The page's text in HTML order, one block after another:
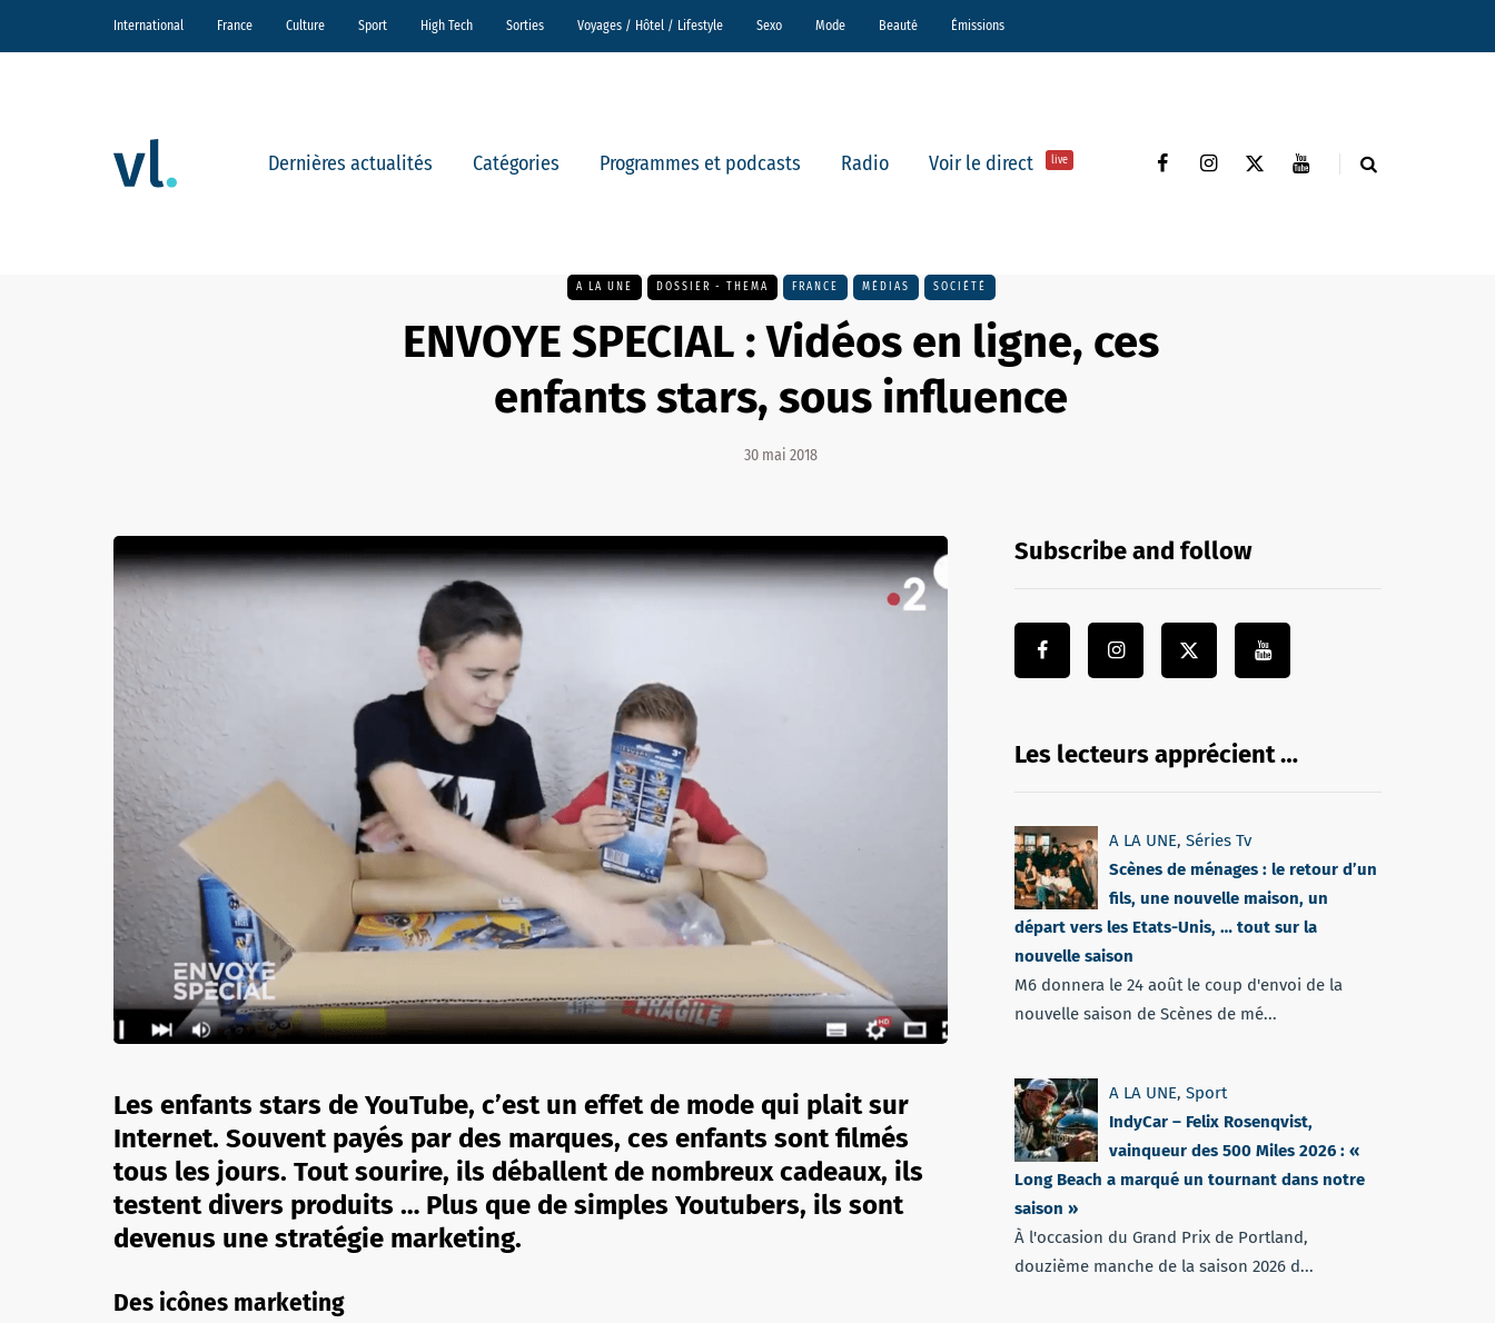
International France Culture Sport High Tech Sorties Voyages / Hôtel / Lifestyle Sexo Mode Beauté Émissions
Dernières actualités Catégories Programmes et podcasts Radio Voir le direct live
A LA UNE DOSSIER - THEMA FRANCE MÉDIAS SOCIÉTÉ
ENVOYE SPECIAL : Vidéos en ligne, ces
enfants stars, sous influence
30 mai 2018
Les enfants stars de YouTube, c’est un effet de mode qui plait sur
Internet. Souvent payés par des marques, ces enfants sont filmés
tous les jours. Tout sourire, ils déballent de nombreux cadeaux, ils
testent divers produits … Plus que de simples Youtubers, ils sont
devenus une stratégie marketing.
Des icônes marketing
Subscribe and follow
Les lecteurs apprécient …
A LA UNE, Séries Tv
Scènes de ménages : le retour d’un
fils, une nouvelle maison, un
départ vers les Etats-Unis, … tout sur la
nouvelle saison
M6 donnera le 24 août le coup d'envoi de la
nouvelle saison de Scènes de mé...
A LA UNE, Sport
IndyCar – Felix Rosenqvist,
vainqueur des 500 Miles 2026 : «
Long Beach a marqué un tournant dans notre
saison »
À l'occasion du Grand Prix de Portland,
douzième manche de la saison 2026 d...